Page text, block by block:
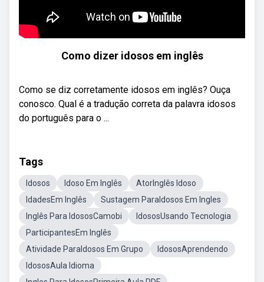
Como dizer idosos em inglês
Como se diz corretamente idosos em inglês? Ouça
conosco. Qual é a tradução correta da palavra idosos
do português para o ...
Tags
Idosos Idoso Em Inglês
AtorInglês Idoso
IdadesEm Inglês
Sustagem ParaIdosos Em Ingles
Inglês Para IdososCamobi
IdososUsando Tecnologia
ParticipantesEm Inglês
Atividade ParaIdosos Em Grupo
IdososAprendendo
IdososAula Idioma